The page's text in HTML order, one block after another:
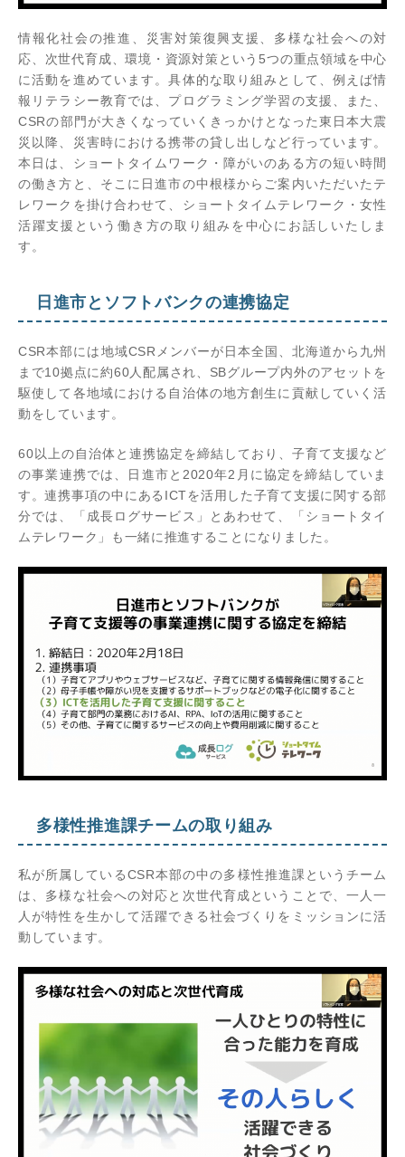
情報化社会の推進、災害対策復興支援、多様な社会への対
応、次世代育成、環境・資源対策という5つの重点領域を中心
に活動を進めています。具体的な取り組みとして、例えば情
報リテラシー教育では、プログラミング学習の支援、また、
CSRの部門が大きくなっていくきっかけとなった東日本大震
災以降、災害時における携帯の貸し出しなど行っています。
本日は、ショートタイムワーク・障がいのある方の短い時間
の働き方と、そこに日進市の中根様からご案内いただいたテ
レワークを掛け合わせて、ショートタイムテレワーク・女性
活躍支援という働き方の取り組みを中心にお話しいたしま
す。
日進市とソフトバンクの連携協定
CSR本部には地域CSRメンバーが日本全国、北海道から九州
まで10拠点に約60人配属され、SBグループ内外のアセットを
駆使して各地域における自治体の地方創生に貢献していく活
動をしています。
60以上の自治体と連携協定を締結しており、子育て支援など
の事業連携では、日進市と2020年2月に協定を締結していま
す。連携事項の中にあるICTを活用した子育て支援に関する部
分では、「成長ログサービス」とあわせて、「ショートタイ
ムテレワーク」も一緒に推進することになりました。
多様性推進課チームの取り組み
私が所属しているCSR本部の中の多様性推進課というチーム
は、多様な社会への対応と次世代育成ということで、一人一
人が特性を生かして活躍できる社会づくりをミッションに活
動しています。